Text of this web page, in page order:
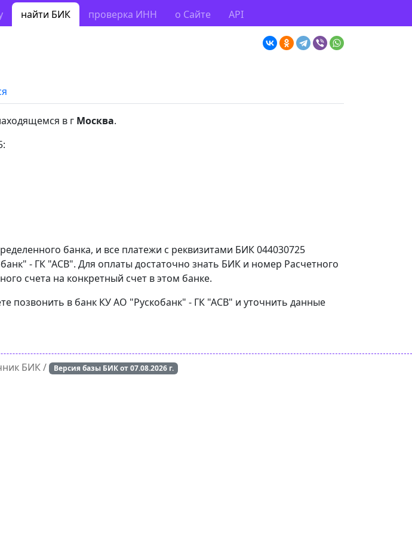
найти БИК проверка ИНН о Сайте API
в г Москва.
банка, и все платежи с реквизитами БИК 044030725
- ГК "АСВ". Для оплаты достаточно знать БИК и номер Расчетного
счета на конкретный счет в этом банке.
позвонить в банк КУ АО "Рускобанк" - ГК "АСВ" и уточнить данные
БИК / Версия базы БИК от07.08.2026г.